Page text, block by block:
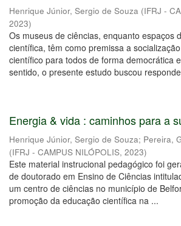
Henrique Júnior, Sergio de Souza (IFRJ -
2023)
Os museus de ciências, enquanto espaços
científica, têm como premissa a
científico para todos de forma democrática
sentido, o presente estudo buscou
Energia & vida : caminhos para a
Henrique Júnior, Sergio de Souza; Pereira,
(IFRJ - CAMPUS NILÓPOLIS, 2023)
Este material instrucional pedagógico foi
de doutorado em Ensino de Ciências
um centro de ciências no município de
promoção da educação científica na ...